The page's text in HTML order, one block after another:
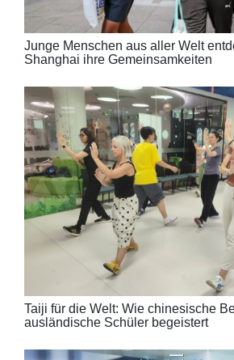
Junge Menschen aus aller Welt
Shanghai ihre Gemeinsamkeiten
Taiji für die Welt: Wie chinesische
ausländische Schüler begeistert